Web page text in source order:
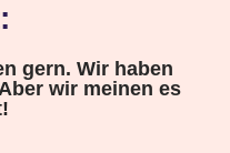
gern. Wir haben
wir meinen es